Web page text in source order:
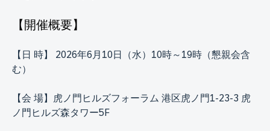
【開催概要】
【日 時】 2026年6月10日（水）10時～19時（懇親会含
む）
【会 場】虎ノ門ヒルズフォーラム 港区虎ノ門1-23-3 虎
ノ門ヒルズ森タワー5F